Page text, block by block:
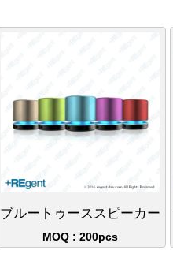
ブルートゥーススピーカー
MOQ : 200pcs